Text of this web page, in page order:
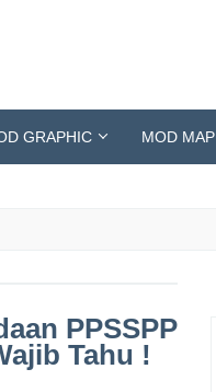
GRAPHIC MOD MAP
PPSSPP
Tahu !